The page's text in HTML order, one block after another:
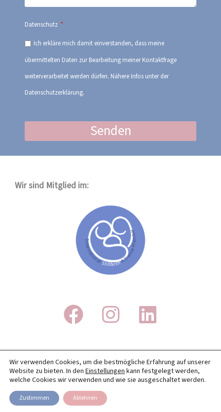
Datenschutz
Ich erkläre mich damit einverstanden, dass meine
übermittelten Daten zur Bearbeitung meiner Kontaktfrage
weiterverarbeitet werden dürfen. Nähere Infos unter der
Datenschutzerklärung.
Senden
Wir sind Mitglied im:
IMPRESSUM
DATENSCHUTZ
TRANSPARENZ
Wir verwenden Cookies, um die bestmögliche Erfahrung auf unserer
Website zu bieten. In den Einstellungenkann festgelegt werden,
welche Cookies wir verwenden und wie sie ausgeschaltet werden.
Zustimmen Ablehnen